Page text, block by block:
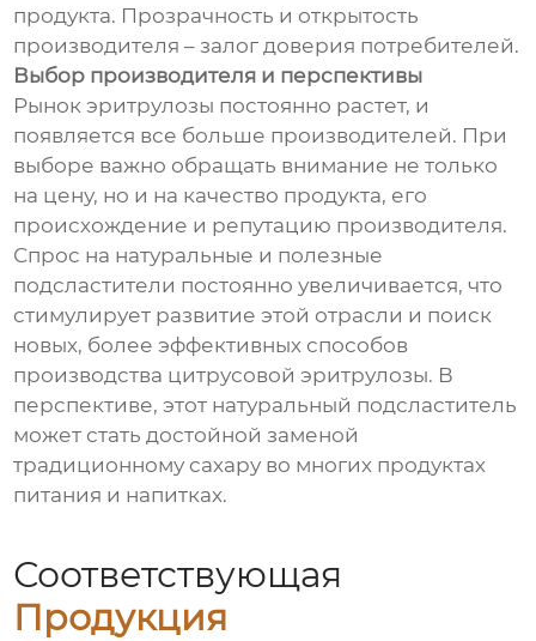
продукта. Прозрачность и открытость
производителя – залог доверия потребителей.
Выбор производителя и перспективы
Рынок эритрулозы постоянно растет, и
появляется все больше производителей. При
выборе важно обращать внимание не только
на цену, но и на качество продукта, его
происхождение и репутацию производителя.
Спрос на натуральные и полезные
подсластители постоянно увеличивается, что
стимулирует развитие этой отрасли и поиск
новых, более эффективных способов
производства цитрусовой эритрулозы. В
перспективе, этот натуральный подсластитель
может стать достойной заменой
традиционному сахару во многих продуктах
питания и напитках.
Соответствующая
Продукция